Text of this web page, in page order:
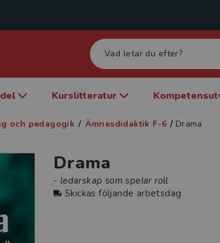
Kurslitteratur
och pedagogik / Ämnesdidaktik F-6 / Drama
Drama
- ledarskap som spelar roll
Skickas följande arbetsdag